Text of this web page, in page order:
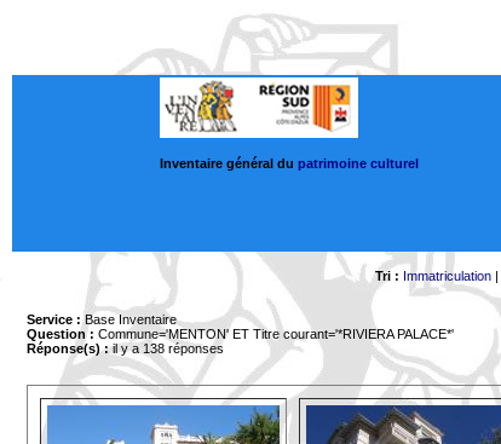
Inventaire général du patrimoine culturel
Tri : Immatriculation|
Service : Base Inventaire
Question : Commune='MENTON' ET Titre courant='*RIVIERA PALACE*'
Réponse(s) :il y a 138 réponses